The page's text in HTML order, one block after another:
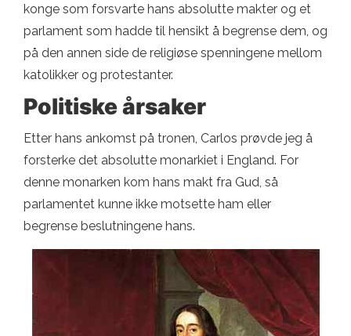
konge som forsvarte hans absolutte makter og et
parlament som hadde til hensikt å begrense dem, og
på den annen side de religiøse spenningene mellom
katolikker og protestanter.
Politiske årsaker
Etter hans ankomst på tronen, Carlos prøvde jeg å
forsterke det absolutte monarkiet i England. For
denne monarken kom hans makt fra Gud, så
parlamentet kunne ikke motsette ham eller
begrense beslutningene hans.